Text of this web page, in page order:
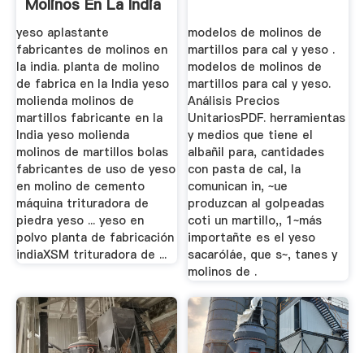
Molinos En La India
En La India
yeso aplastante
fabricantes de molinos en
la india. planta de molino
de fabrica en la India yeso
molienda molinos de
martillos fabricante en la
India yeso molienda
molinos de martillos bolas
fabricantes de uso de yeso
en molino de cemento
máquina trituradora de
piedra yeso ... yeso en
polvo planta de fabricación
indiaXSM trituradora de ...
modelos de molinos de
martillos para cal y yeso .
modelos de molinos de
martillos para cal y yeso.
Análisis Precios
UnitariosPDF. herramientas
y medios que tiene el
albañil para, cantidades
con pasta de cal, la
comunican in, ~ue
produzcan al golpeadas
coti un martillo,, 1~más
importañte es el yeso
sacaróláe, que s~, tanes y
molinos de .